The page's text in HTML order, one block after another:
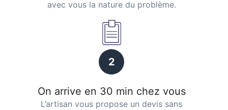
avec vous la nature du problème.
2
On arrive en 30 min chez vous
L’artisan vous propose un devis sans